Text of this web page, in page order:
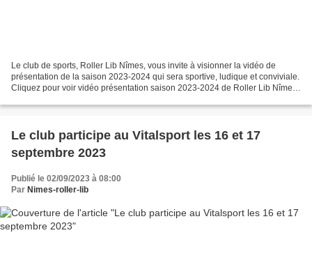
Le club de sports, Roller Lib Nîmes, vous invite à visionner la vidéo de
présentation de la saison 2023-2024 qui sera sportive, ludique et conviviale.
Cliquez pour voir vidéo présentation saison 2023-2024 de Roller Lib Nîmes
Le club participe au Vitalsport les 16 et 17
septembre 2023
Publié le 02/09/2023 à 08:00
Par Nimes-roller-lib